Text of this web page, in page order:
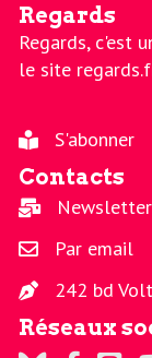
Regards
Regards, c'est
le site
S'abonner
Contacts
Newsletter
Par email
242 bd
Réseaux